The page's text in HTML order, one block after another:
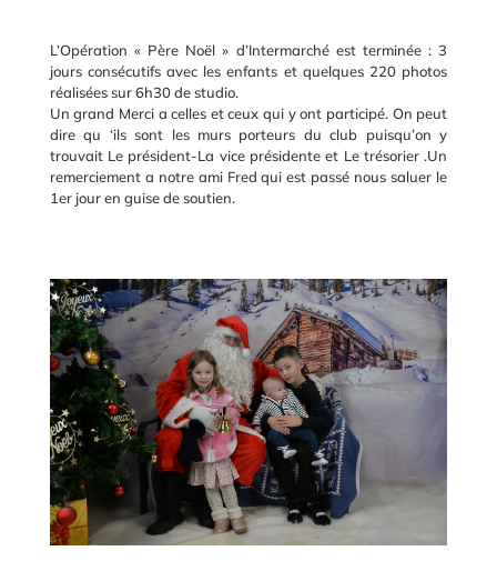
L’Opération « Père Noël » d’Intermarché est terminée : 3
jours consécutifs avec les enfants et quelques 220 photos
réalisées sur 6h30 de studio.
Un grand Merci a celles et ceux qui y ont participé. On peut
dire qu ‘ils sont les murs porteurs du club puisqu’on y
trouvait Le président-La vice présidente et Le trésorier .Un
remerciement a notre ami Fred qui est passé nous saluer le
1er jour en guise de soutien.